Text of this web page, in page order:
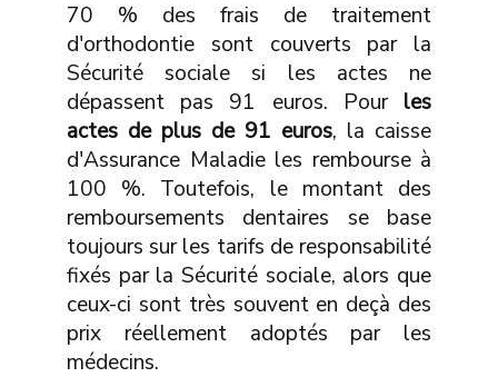
70 % des frais de traitement
d'orthodontie sont couverts par la
Sécurité sociale si les actes ne
dépassent pas 91 euros. Pour les
actes de plus de 91 euros, la caisse
d'Assurance Maladie les rembourse à
100 %. Toutefois, le montant des
remboursements dentaires se base
toujours sur les tarifs de responsabilité
fixés par la Sécurité sociale, alors que
ceux-ci sont très souvent en deçà des
prix réellement adoptés par les
médecins.